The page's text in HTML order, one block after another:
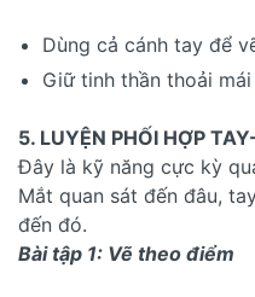
Dùng cả cánh tay để
Giữ tinh thần thoải
5. LUYỆN PHỐI HỢP
Đây là kỹ năng cực kỳ
Mắt quan sát đến đâu,
đến đó.
Bài tập 1: Vẽ theo điểm